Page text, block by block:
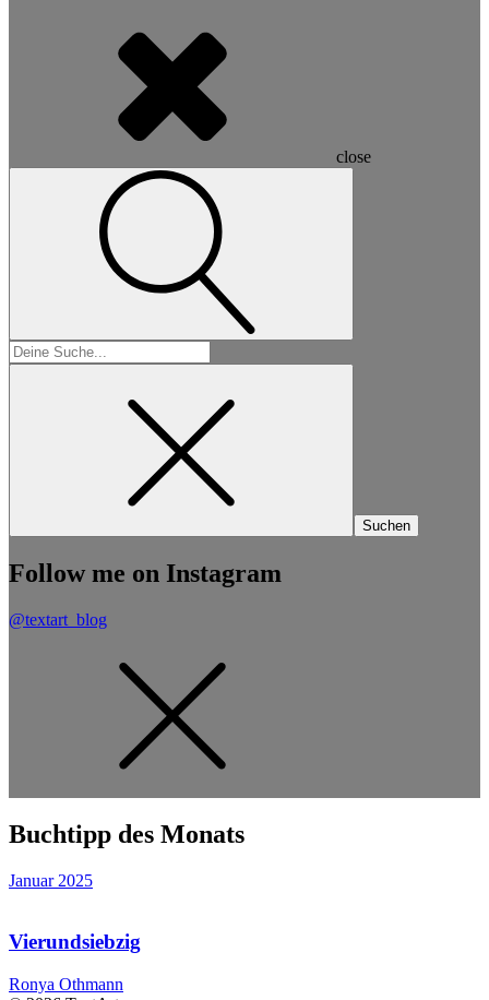
close
Suchen
nach:
Follow me on Instagram
@textart_blog
Buchtipp des Monats
Januar 2025
Vierundsiebzig
Ronya Othmann